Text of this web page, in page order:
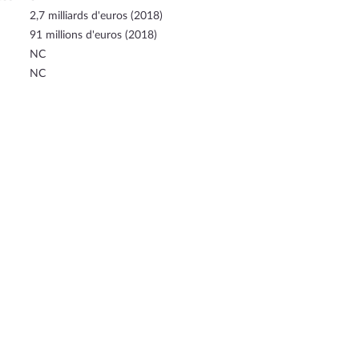
2,7 milliards d'euros (2018)
91 millions d'euros (2018)
NC
NC